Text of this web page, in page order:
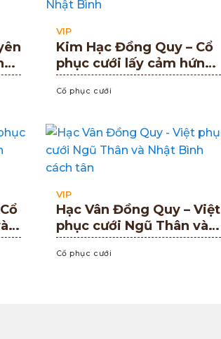
VIP
Kim Hạc Đồng Quy – Cổ
phục cưới lấy cảm hứng
Ngũ Thân và Nhật Bình
Cổ phục cưới
VIP
Hạc Vân Đồng Quy – Việt
phục cưới Ngũ Thân và
Nhật Bình cách tân
Cổ phục cưới